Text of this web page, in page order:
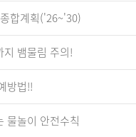
합계획('26~'30)
지 뱀물림 주의!
방법!!
물놀이 안전수칙